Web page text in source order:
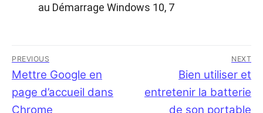
au Démarrage Windows 10, 7
Navigation
de
l’article
PREVIOUS
Previous
post:
Mettre Google en
page d’accueil dans
Chrome
NEXT
Next
post:
Bien utiliser et
entretenir la batterie
de son portable